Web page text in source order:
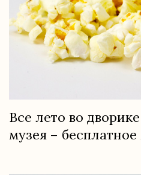
Все лето во
музея –